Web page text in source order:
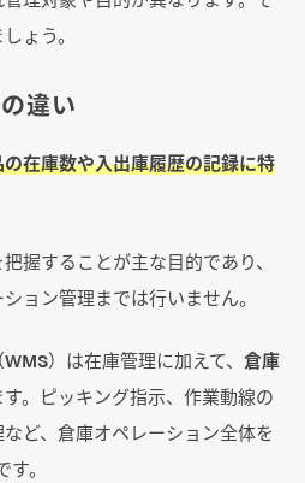
ょう。
違い
在庫数や入出庫履歴の記録に特
握することが主な目的であり、
ョン管理までは行いません。
）は在庫管理に加えて、 倉庫
。ピッキング指示、作業動線の
ど、倉庫オペレーション全体を
。